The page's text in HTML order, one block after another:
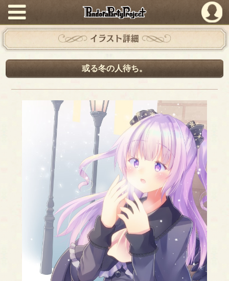
PandoraPartyProject
イラスト詳細
或る冬の人待ち。